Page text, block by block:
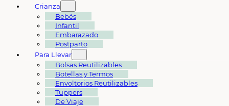
Crianza
Bebés
Infantil
Embarazado
Postparto
Para Llevar
Bolsas Reutilizables
Botellas y Termos
Envoltorios Reutilizables
Tuppers
De Viaje